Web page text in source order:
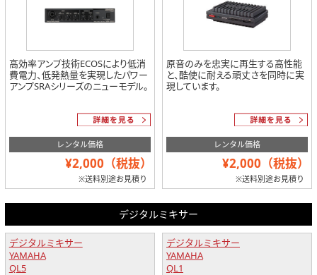
高効率アンプ技術ECOSにより低消
費電力、低発熱量を実現したパワー
アンプSRAシリーズのニューモデル。
レンタル価格
¥2,000（税抜）
※送料別途お見積り
原音のみを忠実に再生する高性能
と、酷使に耐える頑丈さを同時に実
現しています。
レンタル価格
¥2,000（税抜）
※送料別途お見積り
デジタルミキサー
デジタルミキサー
YAMAHA
QL5
デジタルミキサー
YAMAHA
QL1